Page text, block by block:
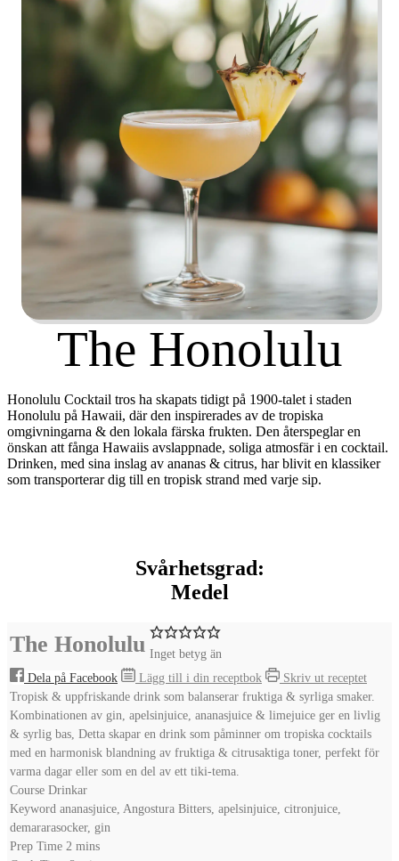
The Honolulu
Honolulu Cocktail tros ha skapats tidigt på 1900-talet i staden
Honolulu på Hawaii, där den inspirerades av de tropiska
omgivningarna & den lokala färska frukten. Den återspeglar en
önskan att fånga Hawaiis avslappnade, soliga atmosfär i en cocktail.
Drinken, med sina inslag av ananas & citrus, har blivit en klassiker
som transporterar dig till en tropisk strand med varje sip.
Svårhetsgrad:
Medel
The Honolulu Inget betyg än
Dela på Facebook
Lägg till i din receptbok
Skriv ut receptet
Tropisk & uppfriskande drink som balanserar fruktiga & syrliga smaker.
Kombinationen av gin, apelsinjuice, ananasjuice & limejuice ger en livlig
& syrlig bas, Detta skapar en drink som påminner om tropiska cocktails
med en harmonisk blandning av fruktiga & citrusaktiga toner, perfekt för
varma dagar eller som en del av ett tiki-tema.
Course Drinkar
Keyword ananasjuice, Angostura Bitters, apelsinjuice, citronjuice,
demararasocker, gin
Prep Time 2 minutes
mins